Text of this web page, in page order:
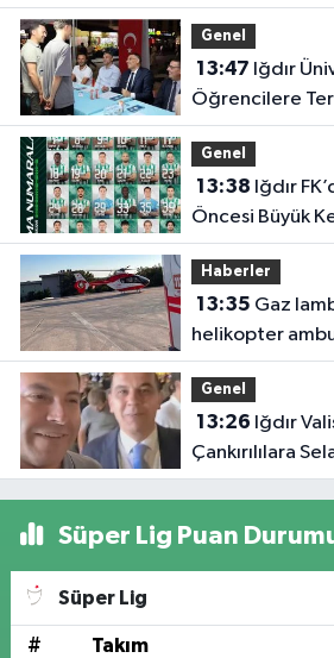
Eğitimi
Genel
13:47
Öğrencilere
Rehberlik
Genel
13:38
Öncesi Büyük
Numaraları
Haberler
13:35
helikopter
sevk edildi
Genel
13:26
Çankırılılara
Seviyorum”
Süper Lig Puan
Süper Lig
# Takım